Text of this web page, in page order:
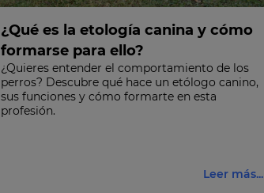
¿Qué es la etología canina y cómo
formarse para ello?
¿Quieres entender el comportamiento de los
perros? Descubre qué hace un etólogo canino,
sus funciones y cómo formarte en esta
profesión.
Leer más...